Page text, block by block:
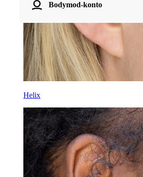
Helix
Bodymod-konto